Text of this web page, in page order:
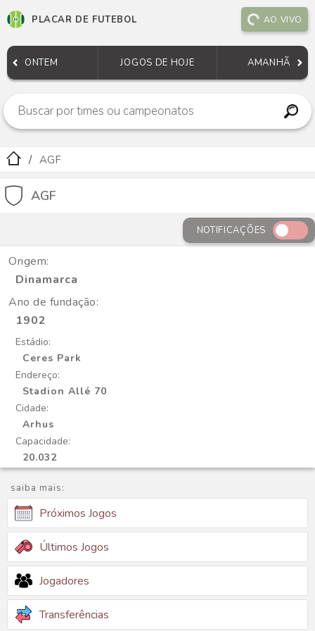
PLACAR DE FUTEBOL AO VIVO
ONTEM JOGOS DE HOJE AMANHÃ
AGF
AGF
NOTIFICAÇÕES
Origem:
Dinamarca
Ano de fundação:
1902
Estádio:
Ceres Park
Endereço:
Stadion Allé 70
Cidade:
Arhus
Capacidade:
20.032
saiba mais:
Próximos Jogos
Últimos Jogos
Jogadores
Transferências